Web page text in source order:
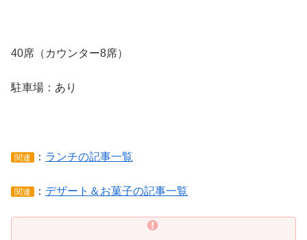
40席（カウンター8席）
駐車場：あり
関連 ： ランチの記事一覧
関連 ： デザート＆お菓子の記事一覧